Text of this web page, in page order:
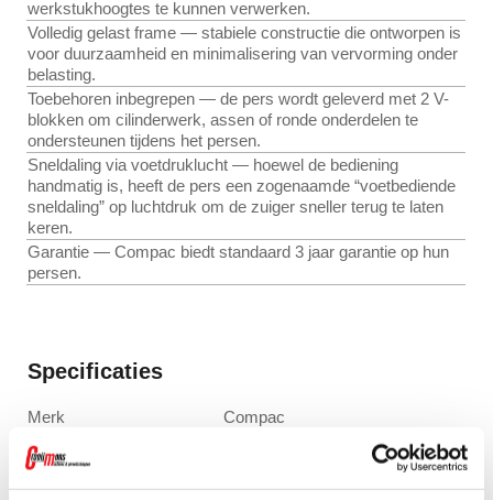
werkstukhoogtes te kunnen verwerken.
Volledig gelast frame — stabiele constructie die ontworpen is
voor duurzaamheid en minimalisering van vervorming onder
belasting.
Toebehoren inbegrepen — de pers wordt geleverd met 2 V-
blokken om cilinderwerk, assen of ronde onderdelen te
ondersteunen tijdens het persen.
Sneldaling via voetdruklucht — hoewel de bediening
handmatig is, heeft de pers een zogenaamde “voetbediende
sneldaling” op luchtdruk om de zuiger sneller terug te laten
keren.
Garantie — Compac biedt standaard 3 jaar garantie op hun
persen.
Specificaties
Merk
Compac
Categorie
Capaciteit:
Slaglengte:
240 mm